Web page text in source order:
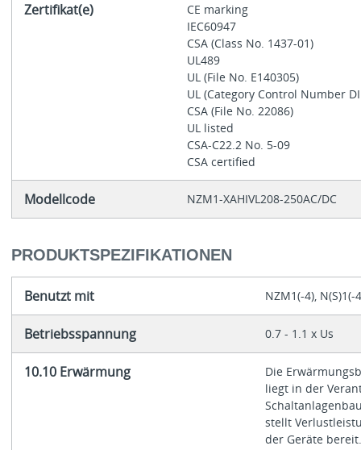
Zertifikat(e)
CE marking
IEC60947
CSA (Class No. 1437-01)
UL489
UL (File No. E140305)
UL (Category Control Number
CSA (File No. 22086)
UL listed
CSA-C22.2 No. 5-09
CSA certified
Modellcode NZM1-XAHIVL208-250AC/DC
PRODUKTSPEZIFIKATIONEN
Benutzt mit NZM1(-4), N(S)1(-
Betriebsspannung 0.7 - 1.1 x Us
10.10 Erwärmung
Die
liegt in der
stellt
der Geräte bereit.